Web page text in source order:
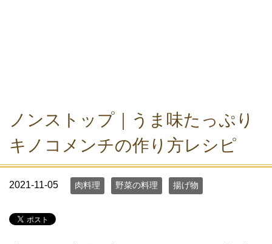
ノンストップ｜うま味たっぷり
キノコメンチの作り方レシピ
2021-11-05 肉料理 野菜の料理 揚げ物